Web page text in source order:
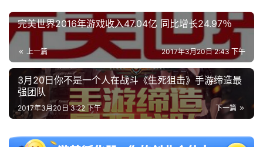
完美世界2016年游戏收入47.04亿 同比增长24.97％
上一篇 2017年3月20日 2:43 下午
3月20日你不是一个人在战斗《生死狙击》手游缔造最
强团队
下一篇
2017年3月20日 3:22 下午